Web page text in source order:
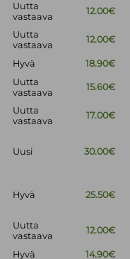
Uutta
vastaava
12.00€
Uutta
vastaava
12.00€
Hyvä 18.90€
Uutta
vastaava
15.60€
Uutta
vastaava
17.00€
Uusi 30.00€
Hyvä 25.50€
Uutta
vastaava
12.00€
Hyvä
14.90€